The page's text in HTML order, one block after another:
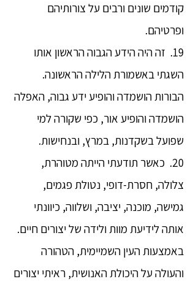
קודמים שונים ורבים על צורותיהם
ופרטיהם.
19. זה היה הידע הגבוה הראשון אותו
השגתי באשמורת הלילה הראשונה.
הבורות הושמדה והופיע ידע גבוה, האפלה
הושמדה והופיע אור, כפי שקורה למי
שפועל בשקדנות, במרץ, ובנחישות.
20. כאשר תודעתי הייתה מטוהרת,
צלולה, חסרת-דופי, נטולת פגמים,
גמישה, מוכנה, יציבה, ושלווה, כיוונתי
אותה לידיעת מוות ולידה של יצורים חיים.
באמצעות העין השמיימית, הטהורה
והעולה על היכולת האנושית, ראיתי יצורים